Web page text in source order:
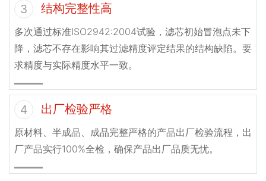
3 结构完整性高
多次通过标准ISO2942:2004试验，滤芯初始冒泡点未下
降，滤芯不存在影响其过滤精度评定结果的结构缺陷。要
求精度与实际精度水平一致。
4 出厂检验严格
原材料、半成品、成品完整严格的产品出厂检验流程，出
厂产品实行100%全检，确保产品出厂品质无忧。